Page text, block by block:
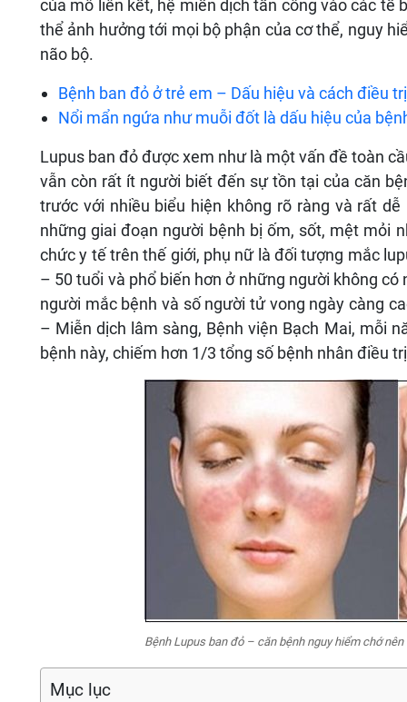
của mô liên kết, hệ miễn dịch tấn công vào các tế
thể ảnh hưởng tới mọi bộ phận của cơ thể, nguy
não bộ.
Bệnh ban đỏ ở trẻ em – Dấu hiệu và cách điều trị
Nổi mẩn ngứa như muỗi đốt là dấu hiệu của
Lupus ban đỏ được xem như là một vấn đề toàn
vẫn còn rất ít người biết đến sự tồn tại của căn
trước với nhiều biểu hiện không rõ ràng và rất
những giai đoạn người bệnh bị ốm, sốt, mệt mỏi
chức y tế trên thế giới, phụ nữ là đối tượng mắc
– 50 tuổi và phổ biến hơn ở những người không
người mắc bệnh và số người tử vong ngày càng
– Miễn dịch lâm sàng, Bệnh viện Bạch Mai, mỗi
bệnh này, chiếm hơn 1/3 tổng số bệnh nhân điều
Bệnh Lupus ban đỏ – căn bệnh nguy hiểm chớ
Mục lục